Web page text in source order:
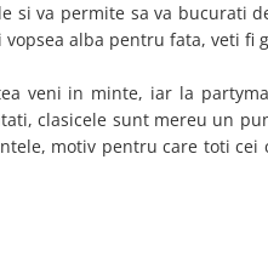
si va permite sa va bucurati
alba pentru fata, veti fi
veni in minte, iar la
clasicele sunt mereu un
motiv pentru care toti cei